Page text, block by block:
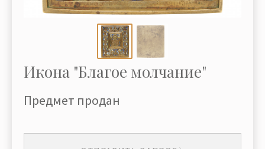
Икона "Благое молчание"
Предмет продан